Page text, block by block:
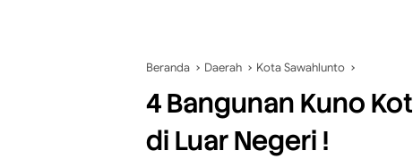
Beranda Daerah Kota Sawahlunto
4 Bangunan Kuno
di Luar Negeri !